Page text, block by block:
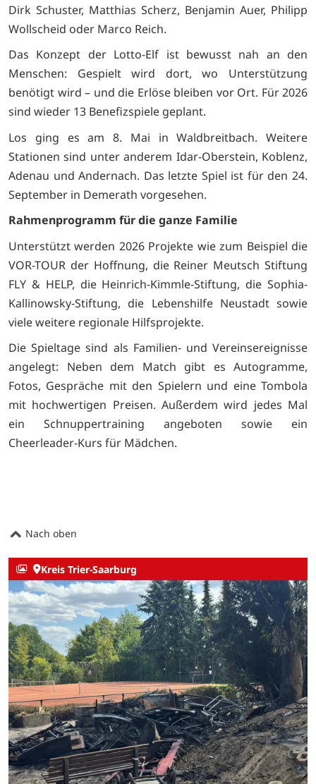
Dirk Schuster, Matthias Scherz, Benjamin Auer, Philipp
Wollscheid oder Marco Reich.
Das Konzept der Lotto-Elf ist bewusst nah an den
Menschen: Gespielt wird dort, wo Unterstützung
benötigt wird – und die Erlöse bleiben vor Ort. Für 2026
sind wieder 13 Benefizspiele geplant.
Los ging es am 8. Mai in Waldbreitbach. Weitere
Stationen sind unter anderem Idar-Oberstein, Koblenz,
Adenau und Andernach. Das letzte Spiel ist für den 24.
September in Demerath vorgesehen.
Rahmenprogramm für die ganze Familie
Unterstützt werden 2026 Projekte wie zum Beispiel die
VOR-TOUR der Hoffnung, die Reiner Meutsch Stiftung
FLY & HELP, die Heinrich-Kimmle-Stiftung, die Sophia-
Kallinowsky-Stiftung, die Lebenshilfe Neustadt sowie
viele weitere regionale Hilfsprojekte.
Die Spieltage sind als Familien- und Vereinsereignisse
angelegt: Neben dem Match gibt es Autogramme,
Fotos, Gespräche mit den Spielern und eine Tombola
mit hochwertigen Preisen. Außerdem wird jedes Mal
ein Schnuppertraining angeboten sowie ein
Cheerleader-Kurs für Mädchen.
Nach oben
Kreis Trier-Saarburg